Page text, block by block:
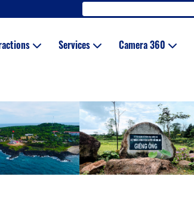
Services Camera 360